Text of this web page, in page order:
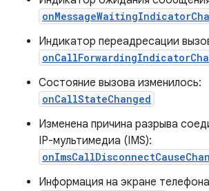
Индикатор переадресации
Состояние вызова изменилось:
onCallStateChanged
Изменена причина разрыва
IP-мультимедиа (IMS):
Информация на экране